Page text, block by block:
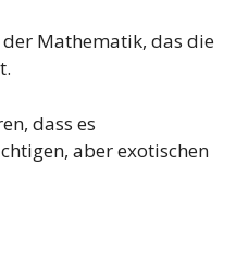
Mathematik, das die
dass es
aber exotischen